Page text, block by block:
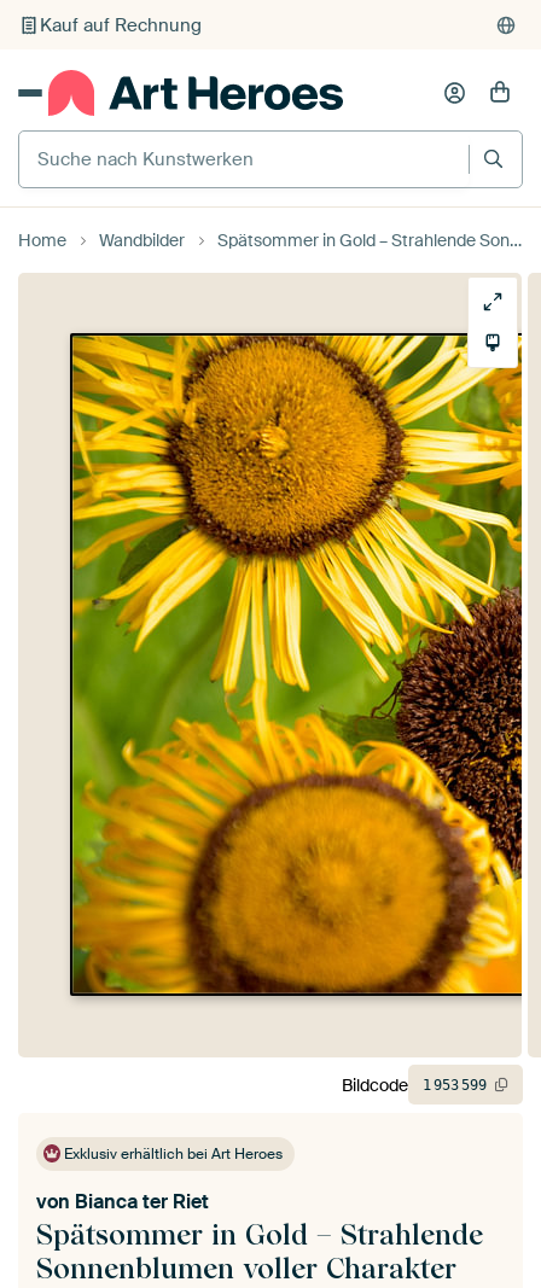
Kauf auf Rechnung
Individueller Druck auf Bestellung
Suche nach Kunstwerken
Home Wandbilder Spätsommer in Gold – Strahlende Sonnenblumen voller Charakter von Bianca ter Riet
Exklusiv erhältlich bei Art Heroes
Spätsommer in Gold – Strahlende
Sonnenblumen voller Charakter
von Bianca ter Riet
Bildcode 1953599